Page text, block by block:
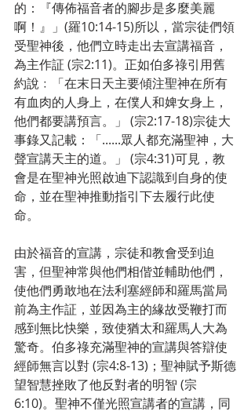
的：『傳佈福音者的腳步是多麼美麗
啊！』」(羅10:14-15)所以，當宗徒們領
受聖神後，他們立時走出去宣講福音，
為主作証 (宗2:11)。正如伯多祿引用舊
約說﹕「在末日天主要傾注聖神在所有
有血肉的人身上，在僕人和婢女身上，
他們都要講預言。」 (宗2:17-18)宗徒大
事錄又記載：「......眾人都充滿聖神，大
聲宣講天主的道。」 (宗4:31)可見，教
會是在聖神光照啟迪下認識到自身的使
命，並在聖神推動指引下去履行此使
命。
由於福音的宣講，宗徒和教會受到迫
害，但聖神常與他們相偕並輔助他們，
使他們勇敢地在法利塞經師和羅馬當局
前為主作証，並因為主的緣故受鞭打而
感到無比快樂，致使猶太和羅馬人大為
驚奇。伯多祿充滿聖神的宣講與答辯使
經師無言以對 (宗4:8-13)；聖神賦予斯德
望智慧挫敗了他反對者的明智 (宗
6:10)。聖神不僅光照宣講者的宣講，同